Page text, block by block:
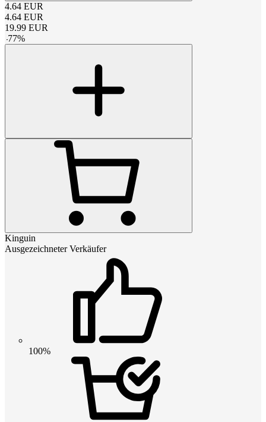
4.64 EUR
4.64 EUR
19.99 EUR
-77%
Kinguin
Ausgezeichneter Verkäufer
100%